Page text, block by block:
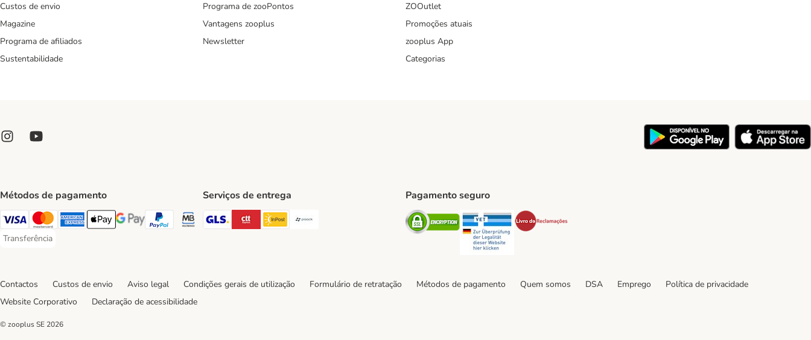
Custos de envio
Magazine
Programa de afiliados
Sustentabilidade
Programa de zooPontos
Vantagens zooplus
Newsletter
ZOOutlet
Promoções atuais
zooplus App
Categorias
Métodos de pagamento
Visa Payment Method
Mastercard Payment Method
American Express Payment Method
Apple Pay Payment Method
Google Pay Payment Method
PayPal Payment Method
Multibanco Payment Method
Transferência
Transferência Payment Method
Serviços de entrega
GLS Shipping Method
CTTExpress Shipping Method
InPost Shipping Method
Paack Shipping Method
Pagamento seguro
Security Security
Contactos Custos de envio Aviso legal Condições gerais de utilização Formulário de retratação Métodos de pagamento Quem somos DSA Emprego
Política de privacidade
Website Corporativo
Declaração de acessibilidade
© zooplus SE 2026